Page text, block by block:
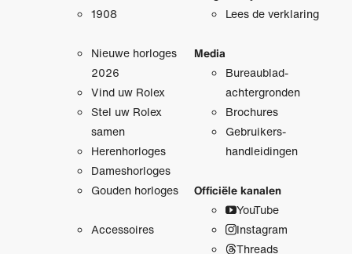
1908
Nieuwe horloges
2026
Vind uw Rolex
Stel uw Rolex
samen
Herenhorloges
Dameshorloges
Gouden horloges
Accessoires
Lees de verklaring
Media
Bureaublad­
achtergronden
Brochures
Gebruikers­
handleidingen
Officiële kanalen
YouTube
Instagram
Threads